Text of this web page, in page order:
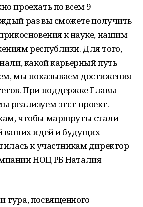
проехать по всем 9
раз вы сможете получить
к науке, нашим
республики. Для того,
какой карьерный путь
мы показываем достижения
При поддержке Главы
реализуем этот проект.
чтобы маршруты стали
ваших идей и будущих
к участникам директор
НОЦ РБ Наталия
тура, посвященного